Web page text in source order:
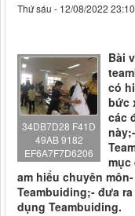
Thứ sáu - 12/08/2022 23:10
34DB7D28 F41D
49AB 9182
EF6A7F7D6206
Bài
có
bức
các
mục
am hiểu chuyên
Teambuiding;- đưa
dụng Teambuiding.